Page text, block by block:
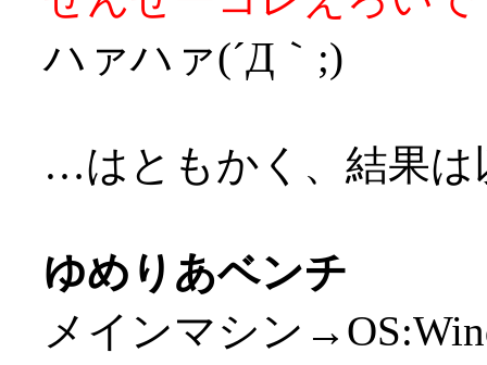
ハァハァ(´Д｀;)
…はともかく、結果は
ゆめりあベンチ
メインマシン